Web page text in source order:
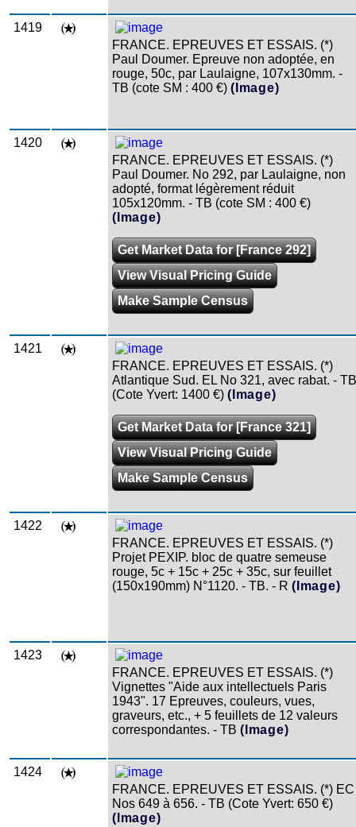
1419
FRANCE. EPREUVES ET ESSAIS. (*)
Paul Doumer. Epreuve non adoptée, en
rouge, 50c, par Laulaigne, 107x130mm. -
TB (cote SM : 400 €) (Image)
1420
FRANCE. EPREUVES ET ESSAIS. (*)
Paul Doumer. No 292, par Laulaigne, non
adopté, format légèrement réduit
105x120mm. - TB (cote SM : 400 €)
(Image)
Get Market Data for [France 292]
View Visual Pricing Guide
Make Sample Census
1421
FRANCE. EPREUVES ET ESSAIS. (*)
Atlantique Sud. EL No 321, avec rabat. - TB
(Cote Yvert: 1400 €) (Image)
Get Market Data for [France 321]
View Visual Pricing Guide
Make Sample Census
1422
FRANCE. EPREUVES ET ESSAIS. (*)
Projet PEXIP. bloc de quatre semeuse
rouge, 5c + 15c + 25c + 35c, sur feuillet
(150x190mm) N°1120. - TB. - R (Image)
1423
FRANCE. EPREUVES ET ESSAIS. (*)
Vignettes "Aide aux intellectuels Paris
1943". 17 Epreuves, couleurs, vues,
graveurs, etc., + 5 feuillets de 12 valeurs
correspondantes. - TB (Image)
1424
FRANCE. EPREUVES ET ESSAIS. (*) EC
Nos 649 à 656. - TB (Cote Yvert: 650 €)
(Image)